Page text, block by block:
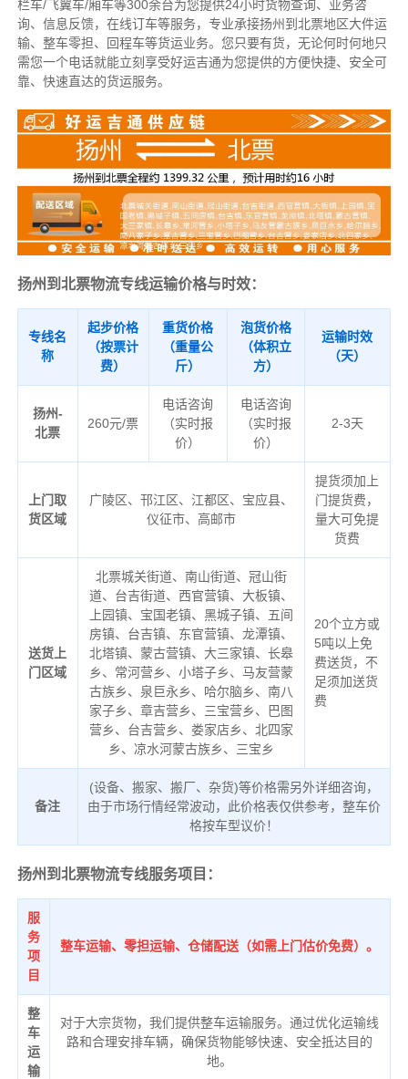
栏车/飞翼车/厢车等300余台为您提供24小时货物查询、业务咨
询、信息反馈，在线订车等服务， 专业承接扬州到北票地区大件运
输、整车零担、回程车等货运业务。 您只要有货，无论何时何地只
需您一个电话就能立刻享受好运吉通为您提供的方便快捷、安全可
靠、快速直达的货运服务。
扬州到北票物流专线运输价格与时效：
专线名
称
起步价格
（按票计
费）
重货价格
（重量公
斤）
泡货价格
（体积立
方）
运输时效
（天）
扬州-
北票
260元/票
电话咨询
（实时报
价）
电话咨询
（实时报
价）
2-3天
上门取
货区域
广陵区、邗江区、江都区、宝应县、
仪征市、高邮市
提货须加上
门提货费，
量大可免提
货费
送货上
门区域
北票城关街道、南山街道、冠山街
道、台吉街道、西官营镇、大板镇、
上园镇、宝国老镇、黑城子镇、五间
房镇、台吉镇、东官营镇、龙潭镇、
北塔镇、蒙古营镇、大三家镇、长皋
乡、常河营乡、小塔子乡、马友营蒙
古族乡、泉巨永乡、哈尔脑乡、南八
家子乡、章吉营乡、三宝营乡、巴图
营乡、台吉营乡、娄家店乡、北四家
乡、凉水河蒙古族乡、三宝乡
20个立方或
5吨以上免
费送货，不
足须加送货
费
备注
(设备、搬家、搬厂、杂货)等价格需另外详细咨询，
由于市场行情经常波动，此价格表仅供参考，整车价
格按车型议价！
扬州到北票物流专线服务项目：
服
务
项
目
整车运输、零担运输、仓储配送（如需上门估价免费）。
整
车
运
输
对于大宗货物，我们提供整车运输服务。通过优化运输线
路和合理安排车辆，确保货物能够快速、安全抵达目的
地。